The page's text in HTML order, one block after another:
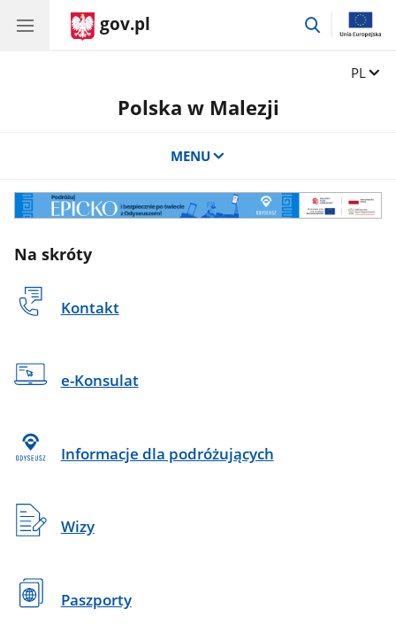
gov.pl
przejdź
Zmień
PL
Polska w Malezji
MENU
ODYSEUSZ
Na skróty
Kontakt
e-Konsulat
Informacje dla podróżujących
Wizy
Paszporty